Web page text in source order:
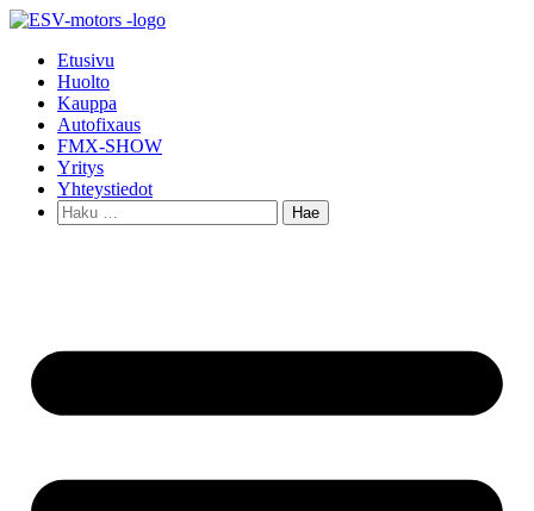
Mene
Etusivu
Huolto
Kauppa
Autofixaus
FMX-SHOW
Yritys
Yhteystiedot